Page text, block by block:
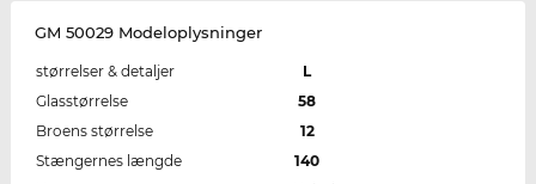
GM 50029 Modeloplysninger
størrelser & detaljer
L
Glasstørrelse
58
Broens størrelse
12
Stængernes længde
140